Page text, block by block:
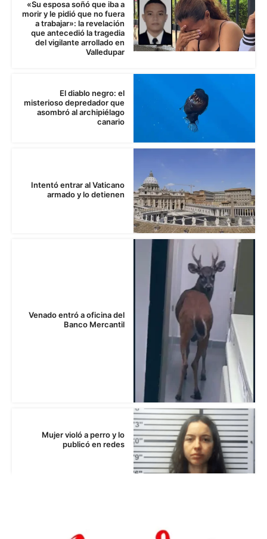
«Su esposa soñó que iba a
morir y le pidió que no fuera
a trabajar»: la revelación
que antecedió la tragedia
del vigilante arrollado en
Valledupar
El diablo negro: el
misterioso depredador que
asombró al archipiélago
canario
Intentó entrar al Vaticano
armado y lo detienen
Venado entró a oficina del
Banco Mercantil
Mujer violó a perro y lo
publicó en redes